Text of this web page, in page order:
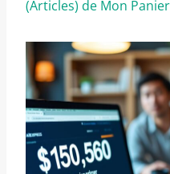
(Articles) de Mon